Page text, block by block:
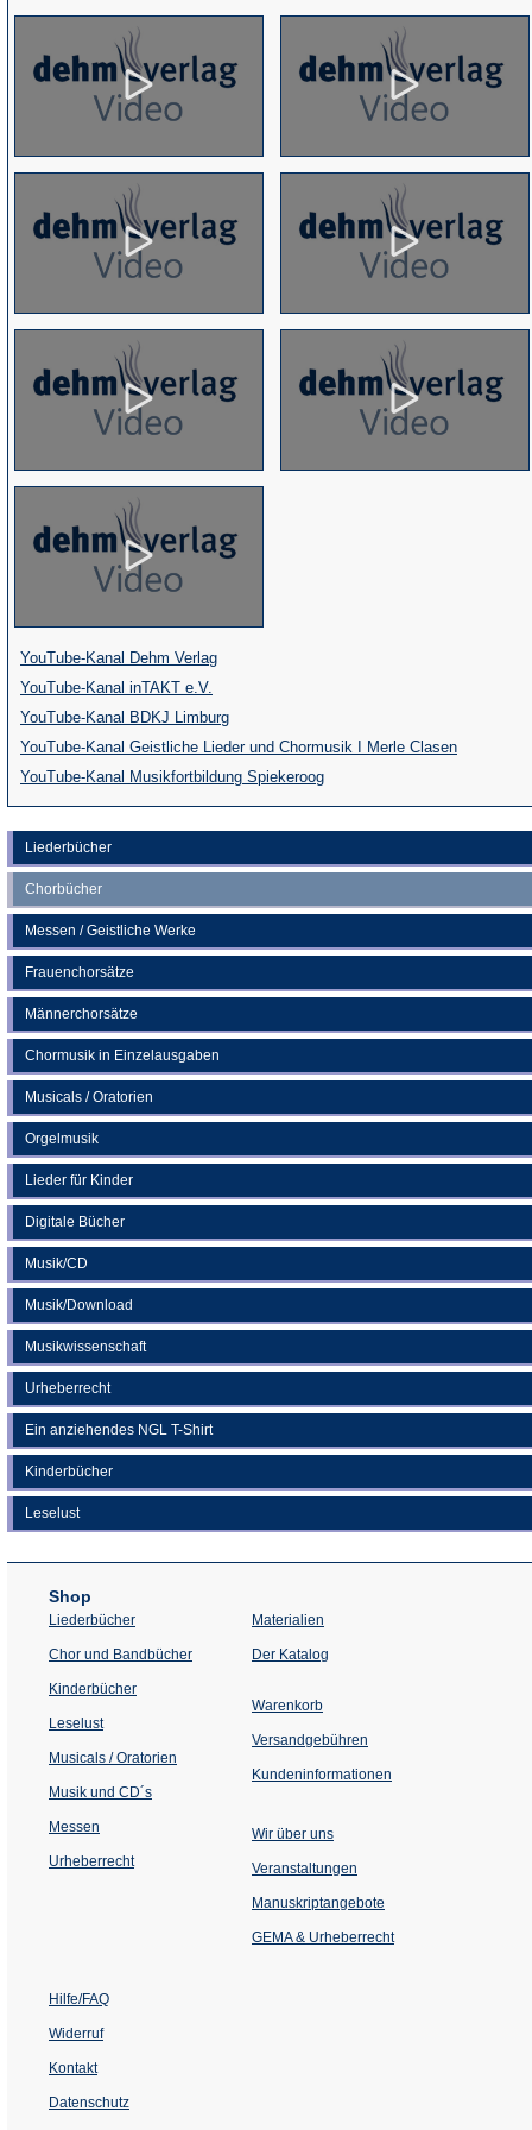
Liederbücher
Chorbücher
Messen / Geistliche Werke
Frauenchorsätze
Männerchorsätze
Chormusik in Einzelausgaben
Musicals / Oratorien
Orgelmusik
Lieder für Kinder
Digitale Bücher
Musik/CD
Musik/Download
Musikwissenschaft
Urheberrecht
Ein anziehendes NGL T-Shirt
Kinderbücher
Leselust
YouTube-Kanal Dehm Verlag(Öffnet
einem
neuen
Tab)
YouTube-Kanal inTAKT e.V.
in
einem
neuen
Tab)
YouTube-Kanal BDKJ Limburg(Öffnet
in
einem
neuen
Tab)
YouTube-Kanal Geistliche Lieder und Chormusik I Merle Clasen(Öffnet
einem
neuen
Tab)
YouTube-Kanal Musikfortbildung Spiekeroog(Öffnet
in
einem
neuen
Shop
Liederbücher
Chor und Bandbücher
Kinderbücher
Leselust
Musicals / Oratorien
Musik und CD´s
Messen
Urheberrecht
Materialien
Der Katalog
Warenkorb
Versandgebühren
Kundeninformationen
Wir über uns
Veranstaltungen
einem
Tab)
Manuskriptangebote
GEMA & Urheberrecht
Hilfe/FAQ
Widerruf
Kontakt
Datenschutz